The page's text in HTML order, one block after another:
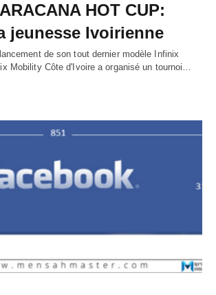
HOT CUP:
jeunesse Ivoirienne
de son tout dernier modèle Infinix
Mobility Côte d'Ivoire a organisé un tournoi…